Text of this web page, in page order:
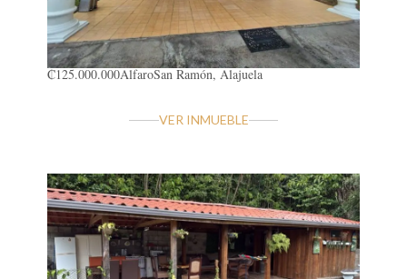
₡125.000.000AlfaroSan Ramón, Alajuela
VER INMUEBLE